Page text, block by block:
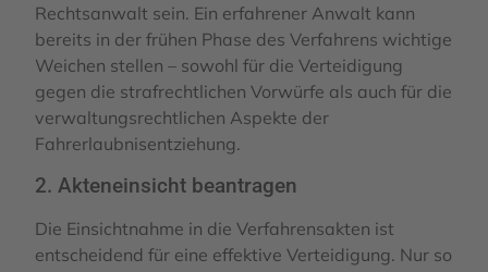
Rechtsanwalt sein. Ein erfahrener Anwalt kann
bereits in der frühen Phase des Verfahrens wichtige
Weichen stellen – sowohl für die Verteidigung
gegen die strafrechtlichen Vorwürfe als auch für die
verwaltungsrechtlichen Aspekte der
Fahrerlaubnisentziehung.
2. Akteneinsicht beantragen
Die Einsichtnahme in die Verfahrensakten ist
entscheidend für eine effektive Verteidigung. Nur so